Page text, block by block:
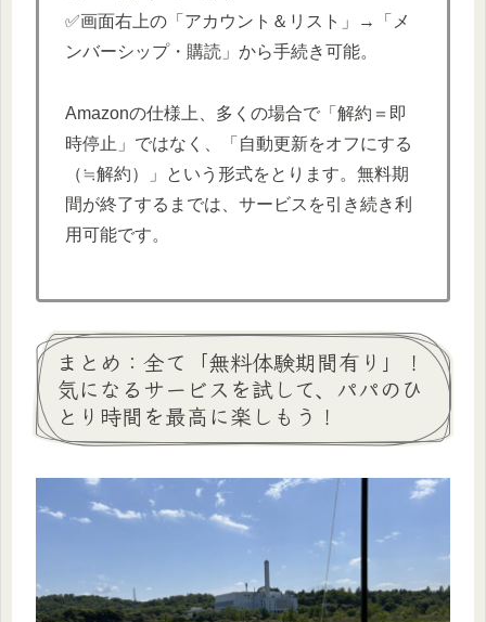
✅画面右上の「アカウント＆リスト」→「メ
ンバーシップ・購読」から手続き可能。
Amazonの仕様上、多くの場合で「解約＝即
時停止」ではなく、「自動更新をオフにする
（≒解約）」という形式をとります。無料期
間が終了するまでは、サービスを引き続き利
用可能です。
まとめ：全て「無料体験期間有り」！
気になるサービスを試して、パパのひ
とり時間を最高に楽しもう！